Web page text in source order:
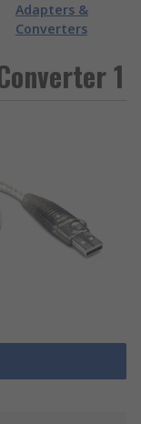
Adapters &
Converters
1